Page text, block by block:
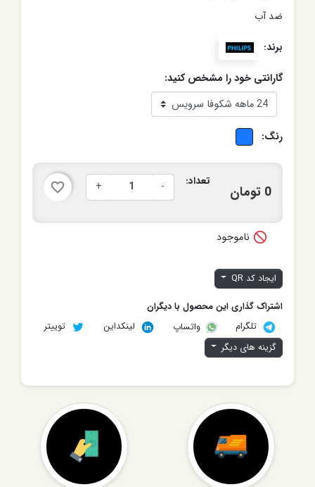
ضد آب
برند:
گارانتی خود را مشخص کنید:
رنگ:
0 تومان
تعداد: -
+
favorite_border
 ناموجود
ایجاد کد QR
اشتراک گذاری این محصول با دیگران
تلگرام
واتساپ لینکداین
توییتر
گزینه های دیگر